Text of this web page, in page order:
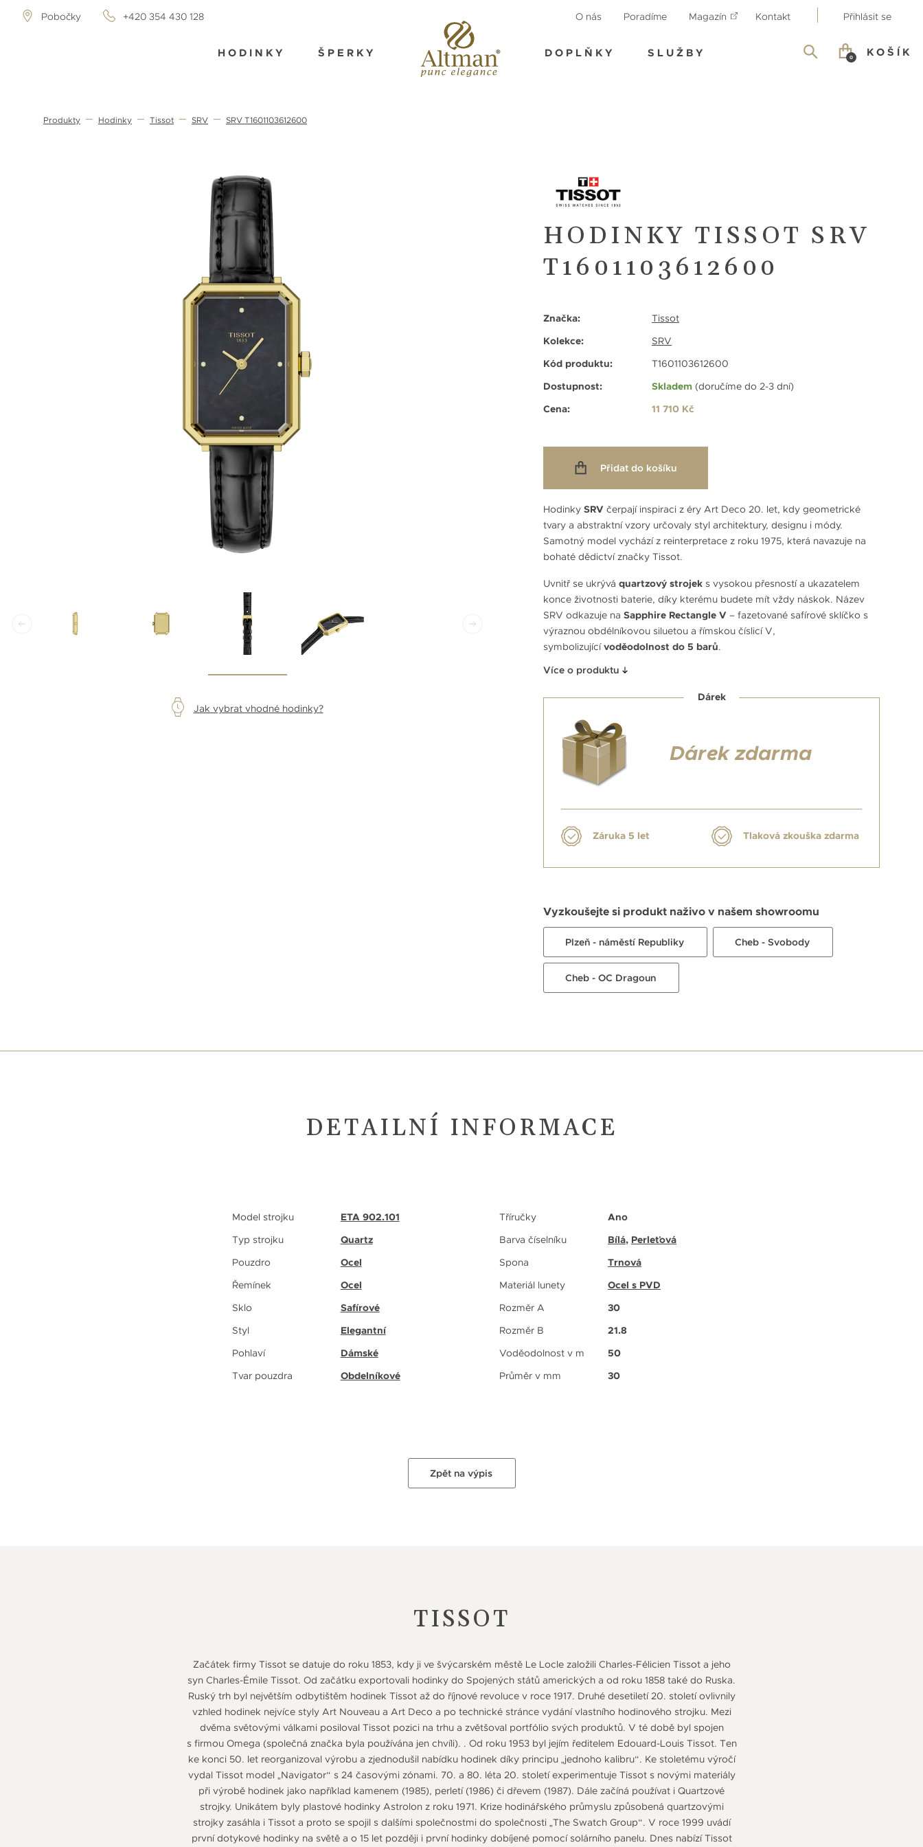
Pobočky +420 354 430 128 O nás Poradíme Magazín Kontakt Přihlásit se
HODINKY ŠPERKY DOPLŇKY SLUŽBY KOŠÍK
0
Produkty Hodinky Tissot SRV SRV T1601103612600
Jak vybrat vhodné hodinky?
HODINKY TISSOT SRV
T1601103612600
Značka:
Tissot
Kolekce:
SRV
Kód produktu:
T1601103612600
Dostupnost:
Skladem (doručíme do 2-3 dní)
Cena:
11 710 Kč
Přidat do košíku
Hodinky SRV čerpají inspiraci z éry Art Deco 20. let, kdy geometrické
tvary a abstraktní vzory určovaly styl architektury, designu i módy.
Samotný model vychází z reinterpretace z roku 1975, která navazuje na
bohaté dědictví značky Tissot.
Uvnitř se ukrývá quartzový strojek s vysokou přesností a ukazatelem
konce životnosti baterie, díky kterému budete mít vždy náskok. Název
SRV odkazuje na Sapphire Rectangle V – fazetované safírové sklíčko s
výraznou obdélníkovou siluetou a římskou číslicí V,
symbolizujícívoděodolnost do 5 barů.
Více o produktu
Dárek
Dárek zdarma
Záruka 5 let Tlaková zkouška zdarma
Vyzkoušejte si produkt naživo v našem showroomu
Plzeň - náměstí Republiky Cheb - Svobody
Cheb - OC Dragoun
DETAILNÍ INFORMACE
Model strojku
ETA 902.101
Typ strojku
Quartz
Pouzdro
Ocel
Řemínek
Ocel
Sklo
Safírové
Styl
Elegantní
Pohlaví
Dámské
Tvar pouzdra
Obdelníkové
Tříručky
Ano
Barva číselníku
Bílá, Perleťová
Spona
Trnová
Materiál lunety
Ocel s PVD
Rozměr A
30
Rozměr B
21.8
Voděodolnost v m
50
Průměr v mm
30
Zpět na výpis
TISSOT
Začátek firmy Tissot se datuje do roku 1853, kdy ji ve švýcarském městě Le Locle založili Charles-Félicien Tissot a jeho
syn Charles-Émile Tissot. Od začátku exportovali hodinky do Spojených států amerických a od roku 1858 také do Ruska.
Ruský trh byl největším odbytištěm hodinek Tissot až do říjnové revoluce v roce 1917. Druhé desetiletí 20. století ovlivnily
vzhled hodinek nejvíce styly Art Nouveau a Art Deco a po technické stránce vydání vlastního hodinového strojku. Mezi
dvěma světovými válkami posiloval Tissot pozici na trhu a zvětšoval portfólio svých produktů. V té době byl spojen
s firmou Omega (společná značka byla používána jen chvíli). . Od roku 1953 byl jejím ředitelem Edouard-Louis Tissot. Ten
ke konci 50. let reorganizoval výrobu a zjednodušil nabídku hodinek díky principu „jednoho kalibru“. Ke stoletému výročí
vydal Tissot model „Navigator“ s 24 časovými zónami. 70. a 80. léta 20. století experimentuje Tissot s novými materiály
při výrobě hodinek jako například kamenem (1985), perletí (1986) či dřevem (1987). Dále začíná používat i Quartzové
strojky. Unikátem byly plastové hodinky Astrolon z roku 1971. Krize hodinářského průmyslu způsobená quartzovými
strojky zasáhla i Tissot a proto se spojil s dalšími společnostmi do společnosti „The Swatch Group“. V roce 1999 uvádí
první dotykové hodinky na světě a o 15 let později i první hodinky dobíjené pomocí solárního panelu. Dnes nabízí Tissot